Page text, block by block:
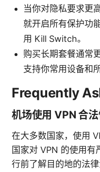
当你对隐私要求更
就开启所有保护功
用 Kill Switch。
购买长期套餐通常
支持你常用设备和
Frequently
机场使用 VPN 合法
在大多数国家，使用
国家对 VPN 的使用有
行前了解目的地的法